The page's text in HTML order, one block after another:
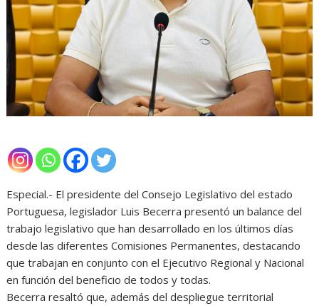
Especial.- El presidente del Consejo Legislativo del estado
Portuguesa, legislador Luis Becerra presentó un balance del
trabajo legislativo que han desarrollado en los últimos días
desde las diferentes Comisiones Permanentes, destacando
que trabajan en conjunto con el Ejecutivo Regional y Nacional
en función del beneficio de todos y todas.
Becerra resaltó que, además del despliegue territorial